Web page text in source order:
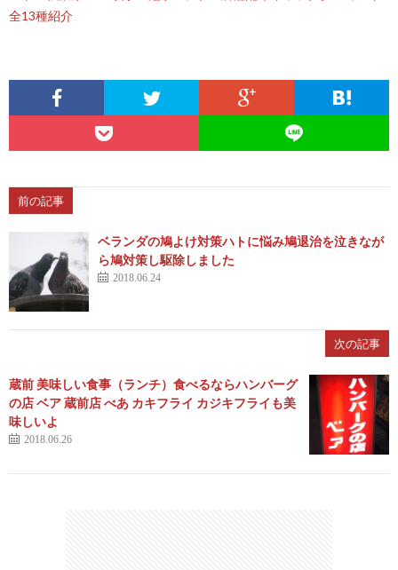
全13種紹介
前の記事
ベランダの鳩よけ対策ハトに悩み鳩退治を泣きなが
ら鳩対策し駆除しました
2018.06.24
次の記事
蔵前 美味しい食事（ランチ）食べるならハンバーグ
の店 ベア 蔵前店 べあ カキフライ カジキフライも美
味しいよ
2018.06.26